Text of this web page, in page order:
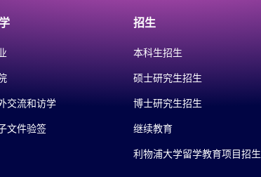
交流和访学
文件验签
招生
本科生招生
硕士研究生招生
博士研究生招生
继续教育
利物浦大学留学教育项目招生